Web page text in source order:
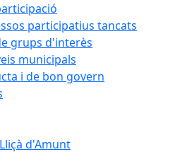
participatius tancats
grups d'interès
municipals
i de bon govern
d'Amunt